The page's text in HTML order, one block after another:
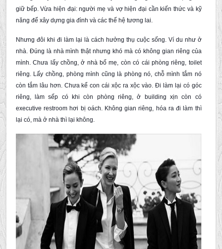
giữ bếp. Vừa hiện đại: người mẹ và vợ hiện đại cần kiến thức và kỹ
năng để xây dựng gia đình và các thế hệ tương lai.
Nhưng đôi khi đi làm lại là cách hưởng thụ cuộc sống. Ví du như ở
nhà. Đúng là nhà mình thật nhưng khó mà có không gian riêng của
mình. Chưa lấy chồng, ở nhà bố mẹ, còn có cái phòng riêng, toilet
riêng. Lấy chồng, phòng mình cũng là phòng nó, chỗ mình tắm nó
còn tắm lâu hơn. Chưa kể con cái xộc ra xộc vào. Đi làm lại có góc
riêng, làm sếp có khi còn phòng riêng, ở building xịn còn có
executive restroom hơi bị oách. Không gian riêng, hóa ra đi làm thì
lại có, mà ở nhà thì lại không.